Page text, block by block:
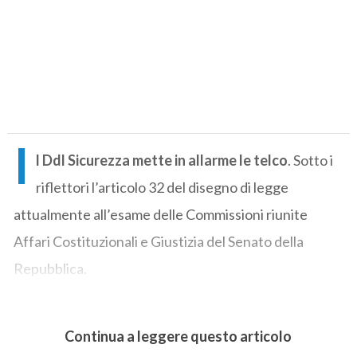
I l Ddl Sicurezza mette in allarme le telco. Sotto i
riflettori l’articolo 32 del disegno di legge
attualmente all’esame delle Commissioni riunite
Affari Costituzionali e Giustizia del Senato della
Repubblica.
Continua a leggere questo articolo